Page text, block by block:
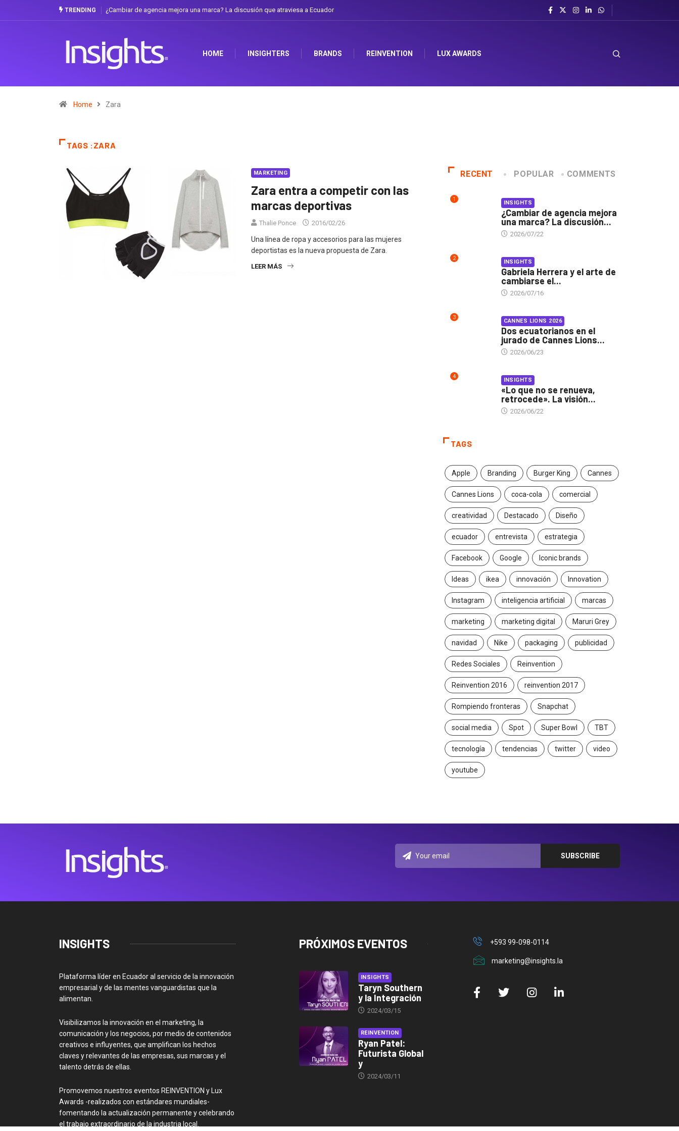
TRENDING ¿Cambiar de agencia mejora una marca? La discusión que atraviesa a Ecuador
HOME INSIGHTERS BRANDS REINVENTION LUX AWARDS
Home Zara
TAGS :ZARA
MARKETING
Zara entra a competir con las
marcas deportivas
Thalie Ponce 2016/02/26
Una línea de ropa y accesorios para las mujeres
deportistas es la nueva propuesta de Zara.
LEER MÁS
RECENT POPULAR COMMENTS
1 INSIGHTS
¿Cambiar de agencia mejora
una marca? La discusión...
2026/07/22
2 INSIGHTS
Gabriela Herrera y el arte de
cambiarse el...
2026/07/16
3 CANNES LIONS 2026
Dos ecuatorianos en el
jurado de Cannes Lions...
2026/06/23
4 INSIGHTS
«Lo que no se renueva,
retrocede». La visión...
2026/06/22
TAGS
Apple Branding Burger King Cannes
Cannes Lions coca-cola comercial
creatividad Destacado Diseño
ecuador entrevista estrategia
Facebook Google Iconic brands
Ideas ikea innovación Innovation
Instagram inteligencia artificial marcas
marketing marketing digital Maruri Grey
navidad Nike packaging publicidad
Redes Sociales Reinvention
Reinvention 2016 reinvention 2017
Rompiendo fronteras Snapchat
social media Spot Super Bowl TBT
tecnología tendencias twitter video
youtube
INSIGHTS
Plataforma líder en Ecuador al servicio de la innovación
empresarial y de las mentes vanguardistas que la
alimentan.
Visibilizamos la innovación en el marketing, la
comunicación y los negocios, por medio de contenidos
creativos e influyentes, que amplifican los hechos
claves y relevantes de las empresas, sus marcas y el
talento detrás de ellas.
Promovemos nuestros eventos REINVENTION y Lux
Awards -realizados con estándares mundiales-
fomentando la actualización permanente y celebrando
el trabajo extraordinario de la industria local.
PRÓXIMOS EVENTOS
INSIGHTS
Taryn Southern
y la Integración
2024/03/15
REINVENTION
Ryan Patel:
Futurista Global
y
2024/03/11
+593 99-098-0114
marketing@insights.la